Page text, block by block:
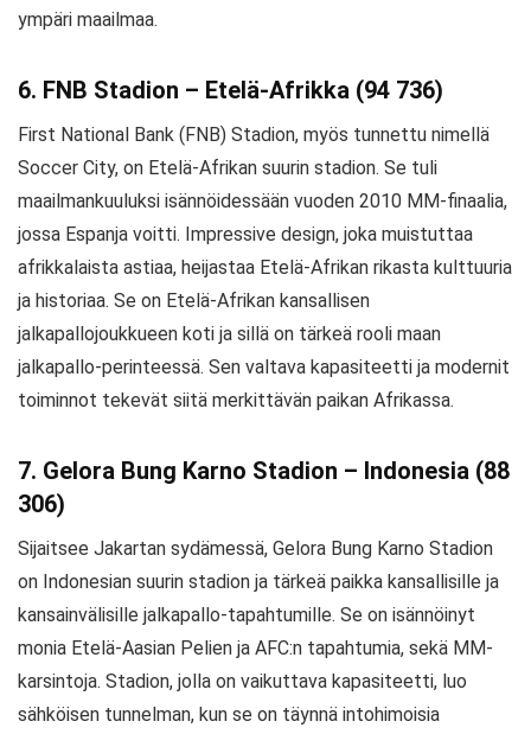
ympäri maailmaa.
6. FNB Stadion – Etelä-Afrikka (94 736)
First National Bank (FNB) Stadion, myös tunnettu nimellä
Soccer City, on Etelä-Afrikan suurin stadion. Se tuli
maailmankuuluksi isännöidessään vuoden 2010 MM-finaalia,
jossa Espanja voitti. Impressive design, joka muistuttaa
afrikkalaista astiaa, heijastaa Etelä-Afrikan rikasta kulttuuria
ja historiaa. Se on Etelä-Afrikan kansallisen
jalkapallojoukkueen koti ja sillä on tärkeä rooli maan
jalkapallo-perinteessä. Sen valtava kapasiteetti ja modernit
toiminnot tekevät siitä merkittävän paikan Afrikassa.
7. Gelora Bung Karno Stadion – Indonesia (88
306)
Sijaitsee Jakartan sydämessä, Gelora Bung Karno Stadion
on Indonesian suurin stadion ja tärkeä paikka kansallisille ja
kansainvälisille jalkapallo-tapahtumille. Se on isännöinyt
monia Etelä-Aasian Pelien ja AFC:n tapahtumia, sekä MM-
karsintoja. Stadion, jolla on vaikuttava kapasiteetti, luo
sähköisen tunnelman, kun se on täynnä intohimoisia